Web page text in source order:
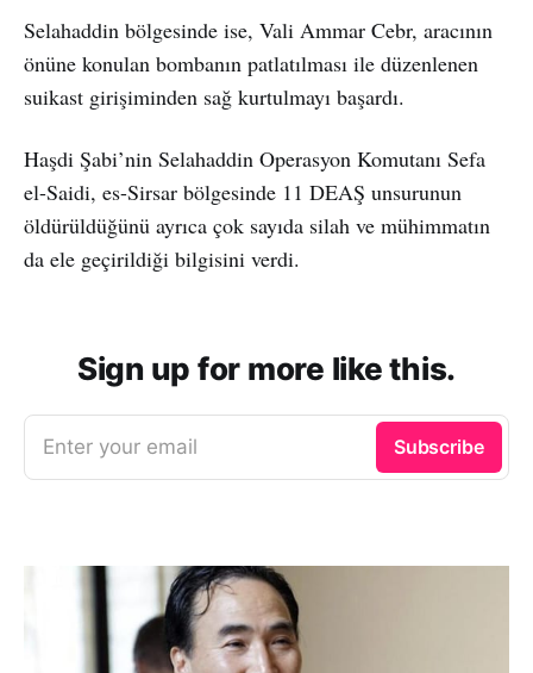
Selahaddin bölgesinde ise, Vali Ammar Cebr, aracının
önüne konulan bombanın patlatılması ile düzenlenen
suikast girişiminden sağ kurtulmayı başardı.
Haşdi Şabi’nin Selahaddin Operasyon Komutanı Sefa
el-Saidi, es-Sirsar bölgesinde 11 DEAŞ unsurunun
öldürüldüğünü ayrıca çok sayıda silah ve mühimmatın
da ele geçirildiği bilgisini verdi.
Sign up for more like this.
Enter your email Subscribe